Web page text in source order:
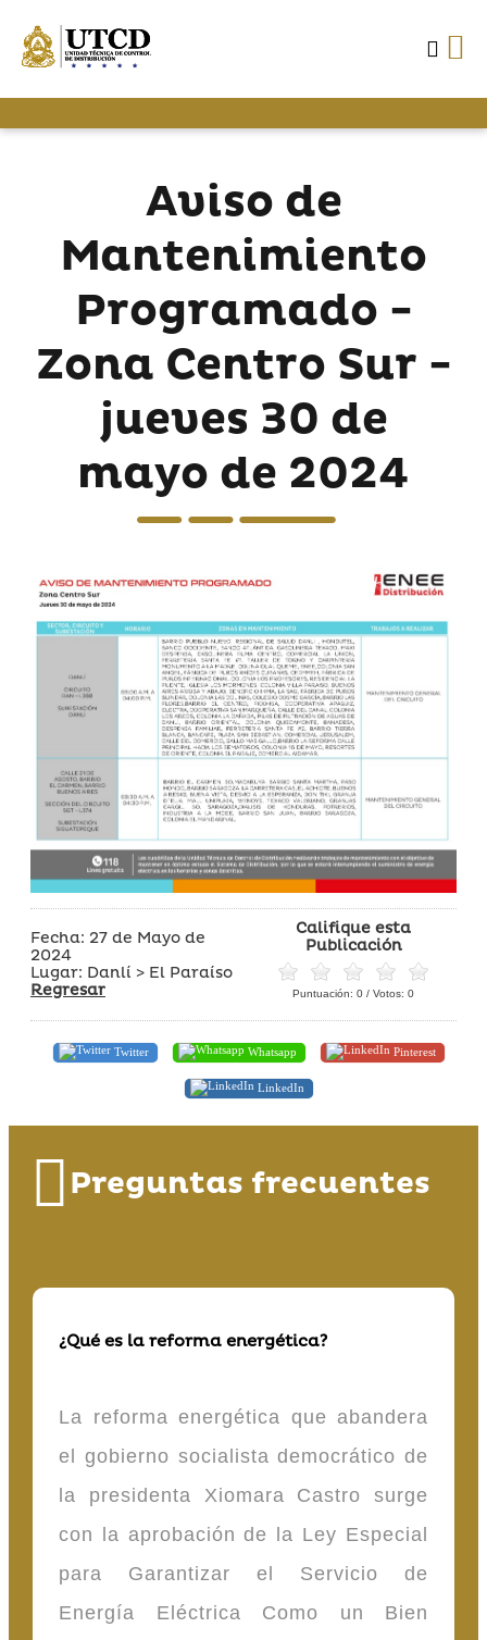
Aviso de
Mantenimiento
Programado -
Zona Centro Sur -
jueves 30 de
mayo de 2024
Fecha: 27 de Mayo de
2024
Lugar: Danlí > El Paraíso
Regresar
Califique esta
Publicación
Puntuación: 0 / Votos: 0
Twitter Whatsapp Pinterest
LinkedIn
Preguntas frecuentes
¿Qué es la reforma energética?
La reforma energética que abandera
el gobierno socialista democrático de
la presidenta Xiomara Castro surge
con la aprobación de la Ley Especial
para Garantizar el Servicio de
Energía Eléctrica Como un Bien